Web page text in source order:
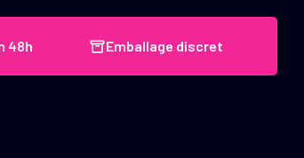
48h Emballage discret